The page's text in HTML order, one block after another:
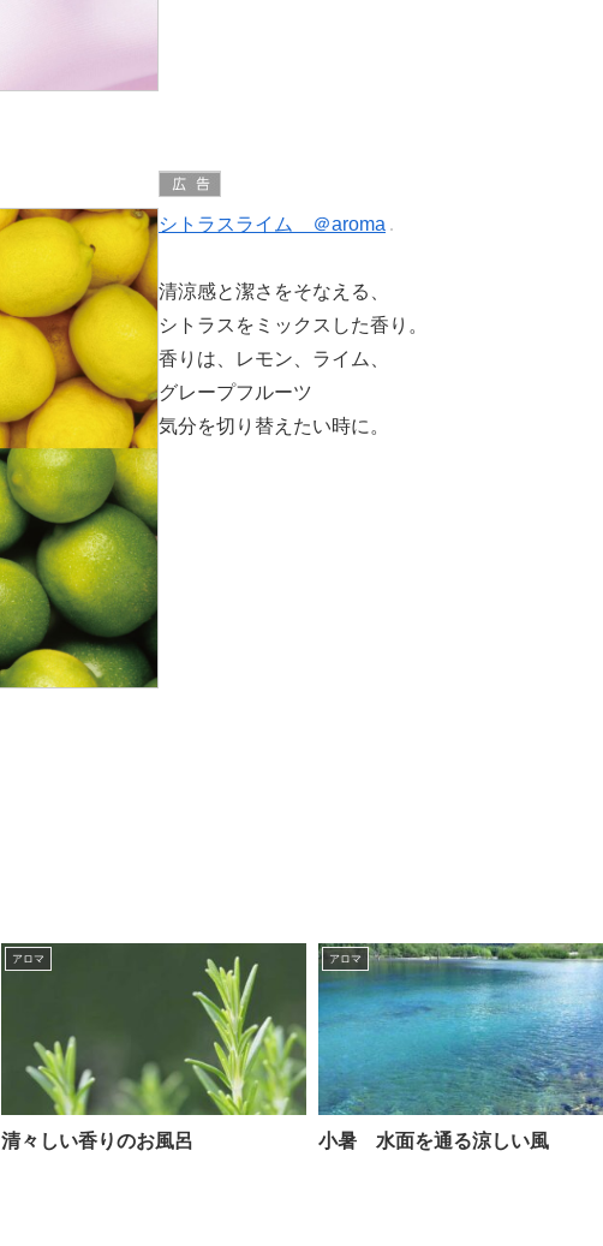
シトラスライム ＠aroma
清涼感と潔さをそなえる、
シトラスをミックスした香り。
香りは、レモン、ライム、
グレープフルーツ
気分を切り替えたい時に。
アロマ
清々しい香りのお風呂
アロマ
小暑 水面を通る涼しい風